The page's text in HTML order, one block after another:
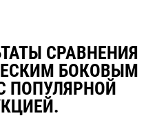
СРАВНЕНИЯ
БОКОВЫМ
ПОПУЛЯРНОЙ